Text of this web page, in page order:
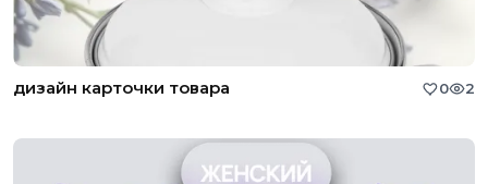
дизайн карточки товара 0 2